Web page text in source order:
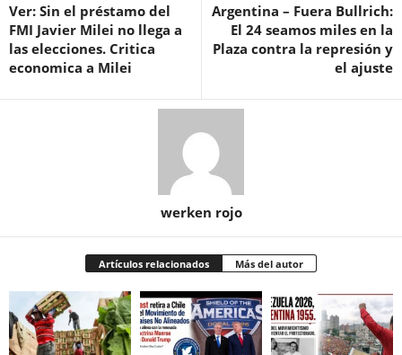
Ver: Sin el préstamo del
FMI Javier Milei no llega a
las elecciones. Critica
economica a Milei
Argentina – Fuera Bullrich:
El 24 seamos miles en la
Plaza contra la represión y
el ajuste
werken rojo
Artículos relacionados Más del autor